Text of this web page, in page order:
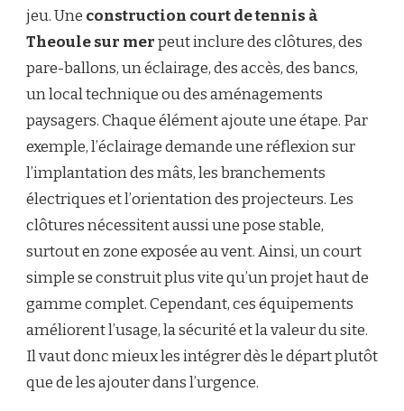
jeu. Une construction court de tennis à
Theoule sur merpeut inclure des clôtures, des
pare-ballons, un éclairage, des accès, des bancs,
un local technique ou des aménagements
paysagers. Chaque élément ajoute une étape. Par
exemple, l’éclairage demande une réflexion sur
l’implantation des mâts, les branchements
électriques et l’orientation des projecteurs. Les
clôtures nécessitent aussi une pose stable,
surtout en zone exposée au vent. Ainsi, un court
simple se construit plus vite qu’un projet haut de
gamme complet. Cependant, ces équipements
améliorent l’usage, la sécurité et la valeur du site.
Il vaut donc mieux les intégrer dès le départ plutôt
que de les ajouter dans l’urgence.